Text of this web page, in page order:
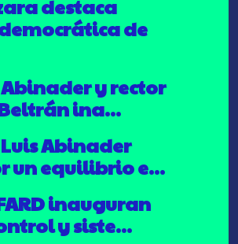
destaca
de
y rector
ina...
Abinader
un equilibrio e...
inauguran
y siste...